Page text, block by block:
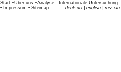
Start ¬Über uns ¬Analyse : Internationale Untersuchung :
• Impressum • Sitemap deutsch english russian